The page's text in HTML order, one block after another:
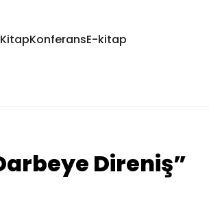
KitapKonferansE-kitap
Direniş”